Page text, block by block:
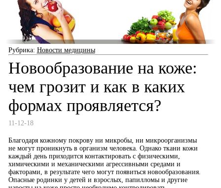
Рубрика: Новости медицины
Новообразование на коже:
чем грозит и как в каких
формах проявляется?
11-12-18
Благодаря кожному покрову ни микробы, ни микроорганизмы
не могут проникнуть в организм человека. Однако ткани кожи
каждый день приходится контактировать с физическими,
химическими и механическими агрессивными средами и
факторами, в результате чего могут появиться новообразования.
Опасные родинки у детей и взрослых, папилломы и другие